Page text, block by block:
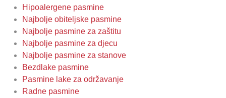
Hipoalergene pasmine
Najbolje obiteljske pasmine
Najbolje pasmine za zaštitu
Najbolje pasmine za djecu
Najbolje pasmine za stanove
Bezdlake pasmine
Pasmine lake za održavanje
Radne pasmine